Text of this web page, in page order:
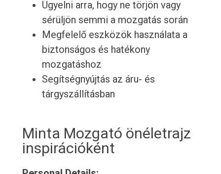
Ügyelni arra, hogy ne törjön vagy
sérüljön semmi a mozgatás során
Megfelelő eszközök használata a
biztonságos és hatékony
mozgatáshoz
Segítségnyújtás az áru- és
tárgyszállításban
Minta Mozgató önéletrajz
inspirációként